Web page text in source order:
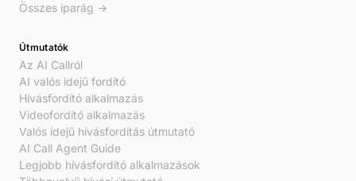
Összes iparág →
Útmutatók
Az AI Callról
AI valós idejű fordító
Hívásfordító alkalmazás
Videofordító alkalmazás
Valós idejű hívásfordítás útmutató
AI Call Agent Guide
Legjobb hívásfordító alkalmazások